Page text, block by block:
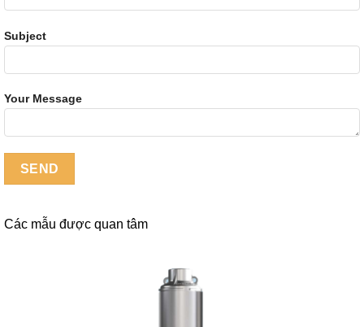
Subject
Your Message
Các mẫu được quan tâm